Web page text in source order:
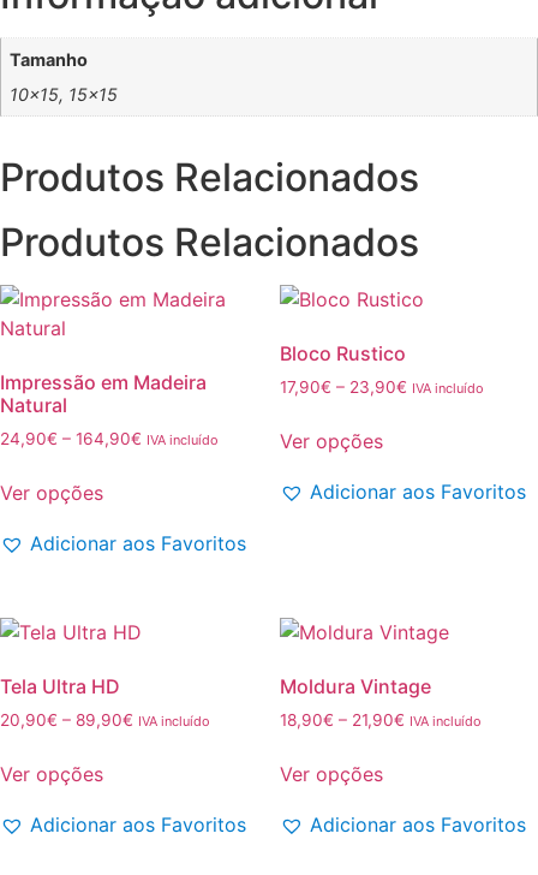
Tamanho
10×15, 15×15
Produtos Relacionados
Produtos Relacionados
Impressão em Madeira
Natural
24,90€ – 164,90€ Price
164,90€
IVA incluído
Ver opçõesproduct
multiple
options
may
chosen
product
Adicionar aos Favoritos
Bloco Rustico
17,90€ – 23,90€Price
23,90€
IVA incluído
Ver opçõesproduct
multiple
may
chosen
on
product
Adicionar aos Favoritos
Tela Ultra HD
20,90€ – 89,90€ Price
89,90€
IVA incluído
Ver opçõesproduct
multiple
Adicionar aos Favoritos
Moldura Vintage
18,90€ – 21,90€Price
21,90€
IVA incluído
Ver opçõesproduct
multiple
Adicionar aos Favoritos